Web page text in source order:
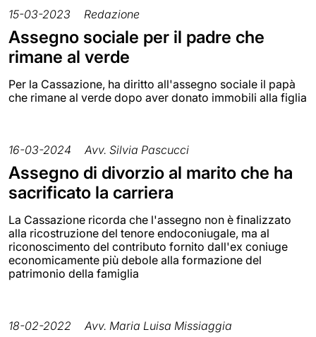
15-03-2023 Redazione
Assegno sociale per il padre che
rimane al verde
Per la Cassazione, ha diritto all'assegno sociale il papà
che rimane al verde dopo aver donato immobili alla figlia
16-03-2024 Avv. Silvia Pascucci
Assegno di divorzio al marito che ha
sacrificato la carriera
La Cassazione ricorda che l'assegno non è finalizzato
alla ricostruzione del tenore endoconiugale, ma al
riconoscimento del contributo fornito dall'ex coniuge
economicamente più debole alla formazione del
patrimonio della famiglia
18-02-2022 Avv. Maria Luisa Missiaggia